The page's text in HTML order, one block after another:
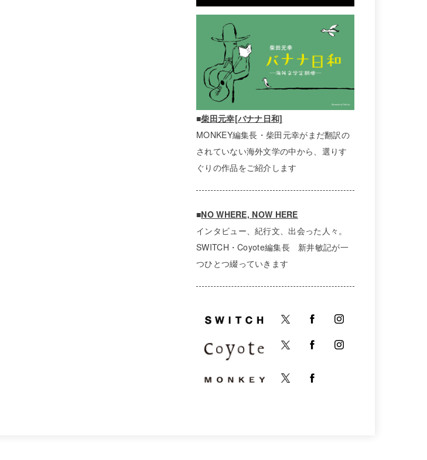
■柴田元幸[バナナ日和]
MONKEY編集長・柴田元幸がまだ翻訳の
されていない海外文学の中から、選りす
ぐりの作品をご紹介します
■NO WHERE, NOW HERE
インタビュー、紀行文、出会った人々。
SWITCH・Coyote編集長 新井敏記が一
つひとつ綴っていきます